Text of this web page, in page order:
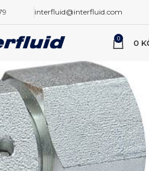
interfluid@interfluid.com
0 0